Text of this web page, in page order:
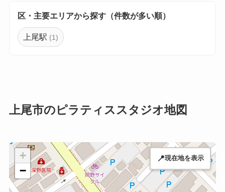
区・主要エリアから探す（件数が多い順）
上尾駅 (1)
上尾市のピラティススタジオ地図
+
−
📍現在地を表示